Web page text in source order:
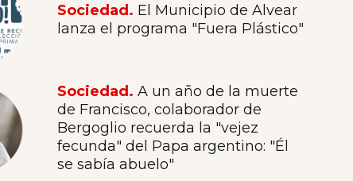
Sociedad. El Municipio de Alvear
lanza el programa "Fuera Plástico"
Sociedad. A un año de la muerte
de Francisco, colaborador de
Bergoglio recuerda la "vejez
fecunda" del Papa argentino: "Él
se sabía abuelo"